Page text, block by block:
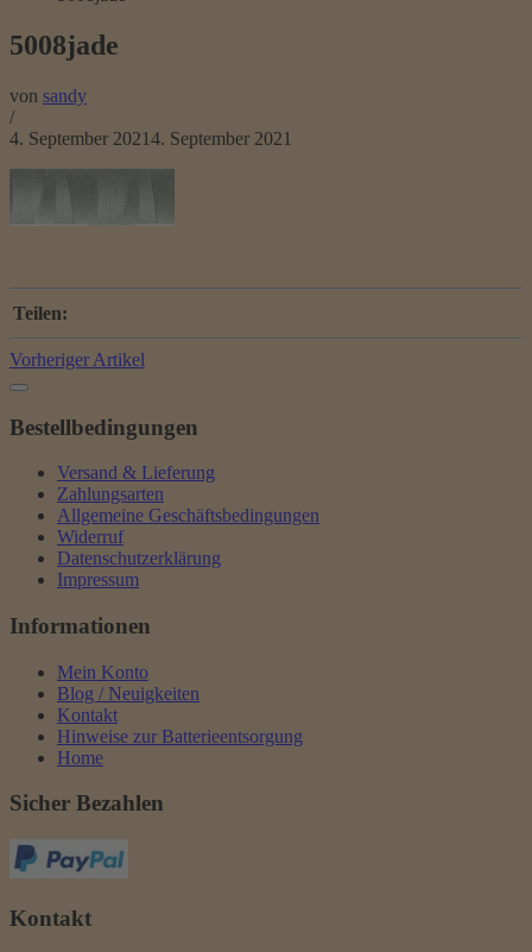
5008jade
von sandy
/
4. September 20214. September 2021
Teilen:
Vorheriger Artikel
Bestellbedingungen
Versand & Lieferung
Zahlungsarten
Allgemeine Geschäftsbedingungen
Widerruf
Datenschutzerklärung
Impressum
Informationen
Mein Konto
Blog / Neuigkeiten
Kontakt
Hinweise zur Batterieentsorgung
Home
Sicher Bezahlen
Kontakt